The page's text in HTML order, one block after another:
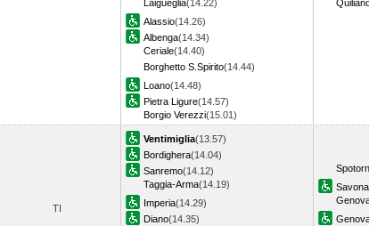
Laigueglia(14.22)
Alassio(14.26)
Albenga(14.34)
Ceriale(14.40)
Borghetto S.Spirito(14.44)
Loano(14.48)
Pietra Ligure(14.57)
Borgio Verezzi(15.01)
TI
Ventimiglia(13.57)
Bordighera(14.04)
Sanremo(14.12)
Taggia-Arma(14.19)
Imperia(14.29)
Diano(14.35)
Savona